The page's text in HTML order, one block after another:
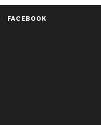
FACEBOOK